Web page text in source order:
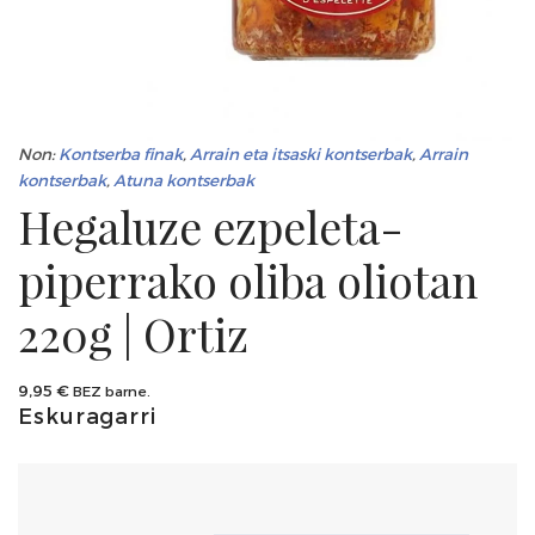
Non:Kontserba finak, Arrain eta itsaski kontserbak, Arrain
kontserbak, Atuna kontserbak
Hegaluze ezpeleta-
piperrako oliba oliotan
220g | Ortiz
9,95 € BEZ barne.
Eskuragarri